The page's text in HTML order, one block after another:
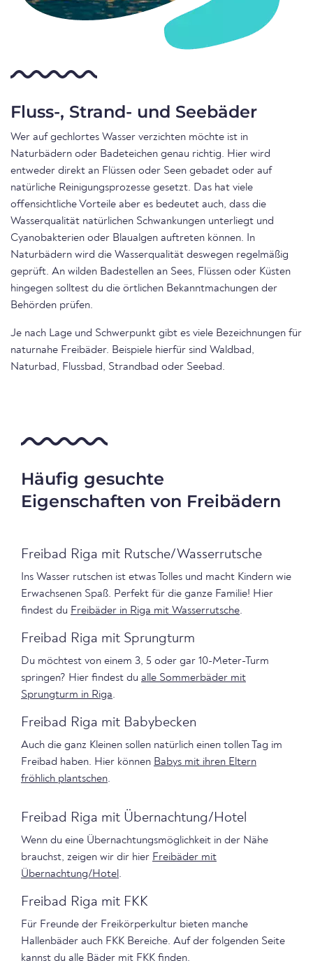
Fluss-, Strand- und Seebäder
Wer auf gechlortes Wasser verzichten möchte ist in
Naturbädern oder Badeteichen genau richtig. Hier wird
entweder direkt an Flüssen oder Seen gebadet oder auf
natürliche Reinigungsprozesse gesetzt. Das hat viele
offensichtliche Vorteile aber es bedeutet auch, dass die
Wasserqualität natürlichen Schwankungen unterliegt und
Cyanobakterien oder Blaualgen auftreten können. In
Naturbädern wird die Wasserqualität deswegen regelmäßig
geprüft. An wilden Badestellen an Sees, Flüssen oder Küsten
hingegen solltest du die örtlichen Bekanntmachungen der
Behörden prüfen.
Je nach Lage und Schwerpunkt gibt es viele Bezeichnungen für
naturnahe Freibäder. Beispiele hierfür sind Waldbad,
Naturbad, Flussbad, Strandbad oder Seebad.
Häufig gesuchte
Eigenschaften von Freibädern
Freibad Riga mit Rutsche/Wasserrutsche
Ins Wasser rutschen ist etwas Tolles und macht Kindern wie
Erwachsenen Spaß. Perfekt für die ganze Familie! Hier
findest du Freibäder in Riga mit Wasserrutsche.
Freibad Riga mit Sprungturm
Du möchtest von einem 3, 5 oder gar 10-Meter-Turm
springen? Hier findest du alle Sommerbäder mit
Sprungturm in Riga.
Freibad Riga mit Babybecken
Auch die ganz Kleinen sollen natürlich einen tollen Tag im
Freibad haben. Hier können Babys mit ihren Eltern
fröhlich plantschen.
Freibad Riga mit Übernachtung/Hotel
Wenn du eine Übernachtungsmöglichkeit in der Nähe
brauchst, zeigen wir dir hier Freibäder mit
Übernachtung/Hotel .
Freibad Riga mit FKK
Für Freunde der Freikörperkultur bieten manche
Hallenbäder auch FKK Bereiche. Auf der folgenden Seite
kannst du alle Bäder mit FKK finden.